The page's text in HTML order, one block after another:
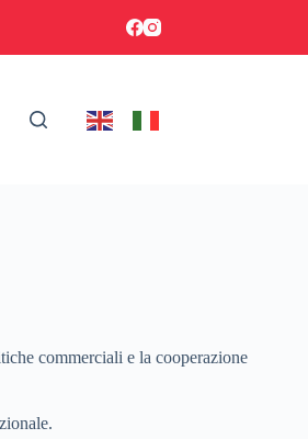
commerciali e la cooperazione